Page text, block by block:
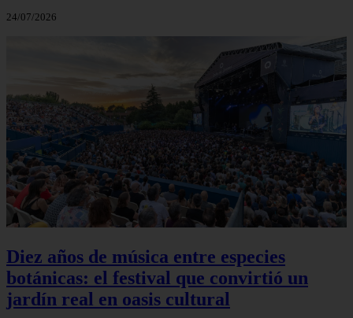
24/07/2026
Diez años de música entre especies
botánicas: el festival que convirtió un
jardín real en oasis cultural